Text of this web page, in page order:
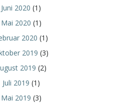
Juni 2020 (1)
Mai 2020 (1)
2020 (1)
2019 (3)
2019 (2)
Juli 2019 (1)
Mai 2019 (3)